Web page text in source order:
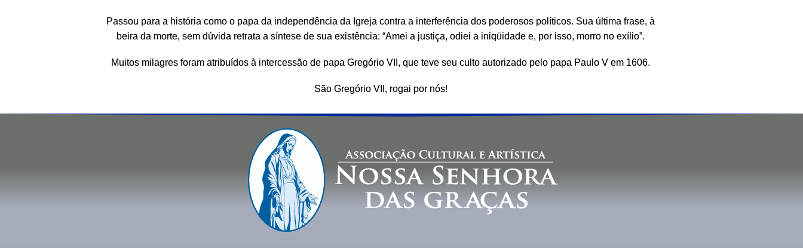
Passou para a história como o papa da independência da Igreja contra a interferência dos poderosos políticos. Sua última frase, à
beira da morte, sem dúvida retrata a síntese de sua existência: “Amei a justiça, odiei a iniqüidade e, por isso, morro no exílio”.
Muitos milagres foram atribuídos à intercessão de papa Gregório VII, que teve seu culto autorizado pelo papa Paulo V em 1606.
São Gregório VII, rogai por nós!